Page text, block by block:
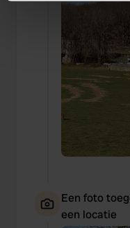
Identify your
specific
Find out more about
and set your
We use cookies to
provide social media
We also share
our social media,
of their services.
Een foto
een locatie